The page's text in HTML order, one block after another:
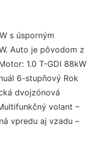
s úsporným
Auto je pôvodom z
1.0 T-GDI 88kW
6-stupňový Rok
dvojzónová
volant –
vpredu aj vzadu –